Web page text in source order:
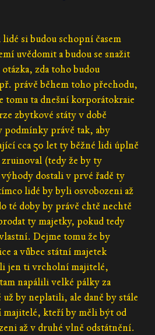
lidé si budou schopní časem
uvědomit a budou se snažit
zda toho budou
právě během toho přechodu,
tomu ta dnešní korporátokraie
zbytkové státy v době
podmínky právě tak, aby
cca 50 let ty běžné lidi úplně
(tedy že by ty
dostali v prvé řadě ty
lidé by byli osvobozeni až
té doby by právě chtě nechtě
ty majetky, pokud tedy
Dejme tomu že by
a vůbec státní majetek
jen ti vrcholní majitelé,
napálili velké pálky za
by neplatili, ale daně by stále
kteří by měli být od
až v druhé vlně odstátnění.